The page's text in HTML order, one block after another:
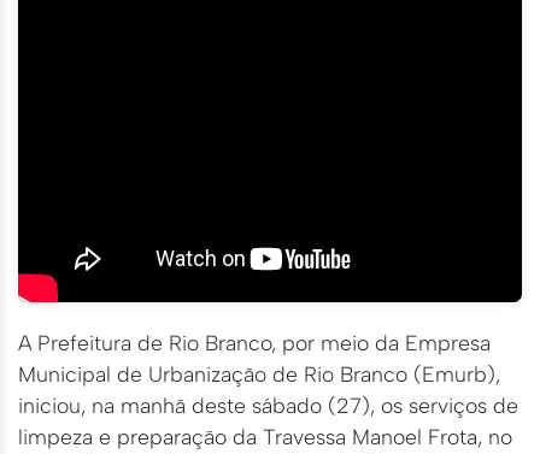
A Prefeitura de Rio Branco, por meio da Empresa
Municipal de Urbanização de Rio Branco (Emurb),
iniciou, na manhã deste sábado (27), os serviços de
limpeza e preparação da Travessa Manoel Frota, no